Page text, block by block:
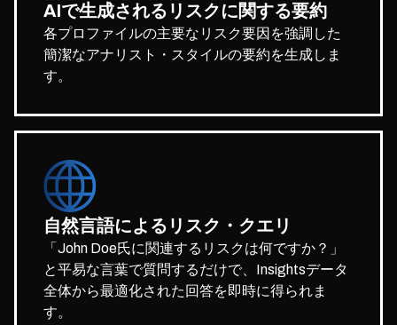
AIで生成されるリスクに関する要約
各プロファイルの主要なリスク要因を強調した
簡潔なアナリスト・スタイルの要約を生成しま
す。
自然言語によるリスク・クエリ
「John Doe氏に関連するリスクは何ですか？」
と平易な言葉で質問するだけで、Insightsデータ
全体から最適化された回答を即時に得られま
す。